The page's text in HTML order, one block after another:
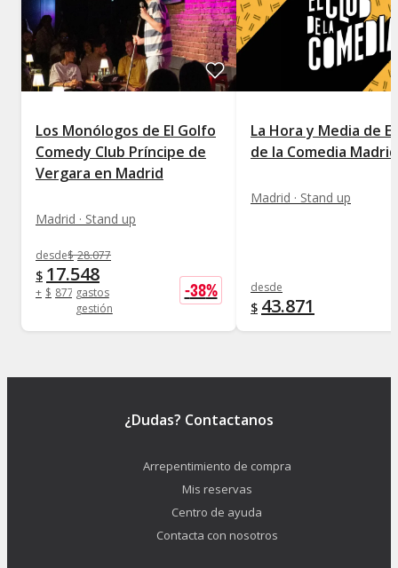
Los Monólogos de El Golfo
Comedy Club Príncipe de
Vergara en Madrid
Madrid · Stand up
desde$ 28.077
$ 17.548
+ $ 877 gastos
gestión
-38%
La Hora y Media de
de la Comedia Madrid
Madrid · Stand up
desde
$ 43.871
¿Dudas? Contactanos
Arrepentimiento de compra
Mis reservas
Centro de ayuda
Contacta con nosotros